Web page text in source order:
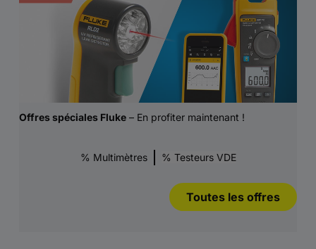
Offres spéciales Fluke – En profiter maintenant !
% Multimètres % Testeurs VDE
Toutes les offres